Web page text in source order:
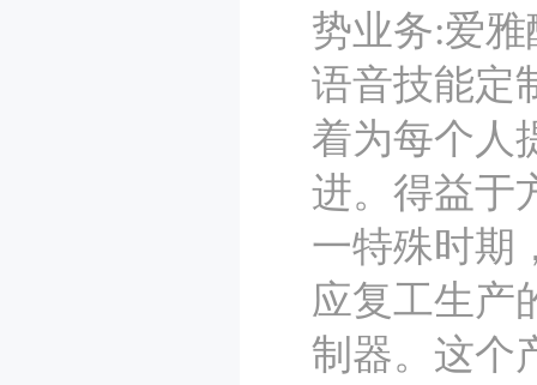
势业务:爱
语音技能定
着为每个人
进。得益于
一特殊时期
应复工生产
制器。这个